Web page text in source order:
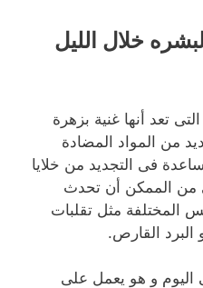
خلال الليل
تعد أنها غنية بزهرة
من المواد المضادة
فى التجديد من خلايا
من الممكن أن تحدث
المختلفة مثل تقلبات
البرد القارص.
اليوم و هو يعمل على